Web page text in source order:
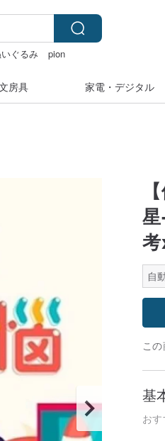
ぐるみ
pion
房具 家電・デジタル
自
こ
基
お